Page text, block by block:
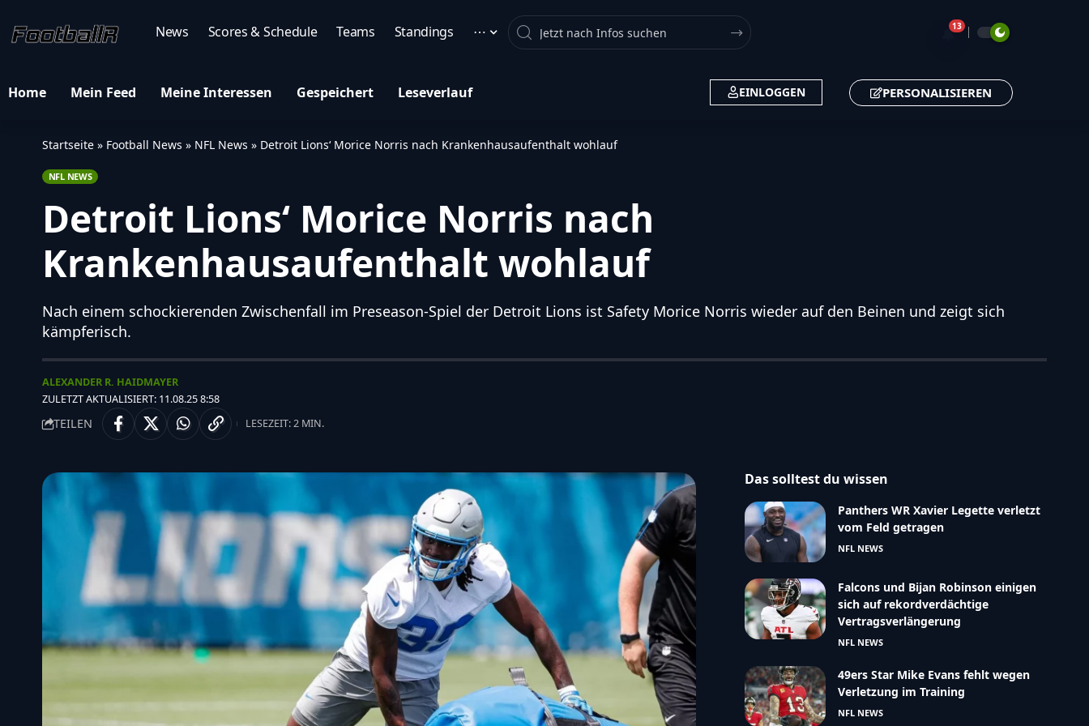
News Scores & Schedule Teams Standings ⋯ Search 🔔13
Home Mein Feed Meine Interessen Gespeichert Leseverlauf EINLOGGEN PERSONALISIEREN
Startseite » Football News » NFL News » Detroit Lions‘ Morice Norris nach Krankenhausaufenthalt wohlauf
NFL NEWS
Detroit Lions‘ Morice Norris nach
Krankenhausaufenthalt wohlauf
Nach einem schockierenden Zwischenfall im Preseason-Spiel der Detroit Lions ist Safety Morice Norris wieder auf den Beinen und zeigt sich
kämpferisch.
ZULETZT AKTUALISIERT: 11.08.25 8:58
ALEXANDER R. HAIDMAYER
TEILEN LESEZEIT: 2 MIN.
Das solltest du wissen
Panthers WR Xavier Legette verletzt
vom Feld getragen
NFL NEWS
Falcons und Bijan Robinson einigen
sich auf rekordverdächtige
Vertragsverlängerung
NFL NEWS
49ers Star Mike Evans fehlt wegen
Verletzung im Training
NFL NEWS